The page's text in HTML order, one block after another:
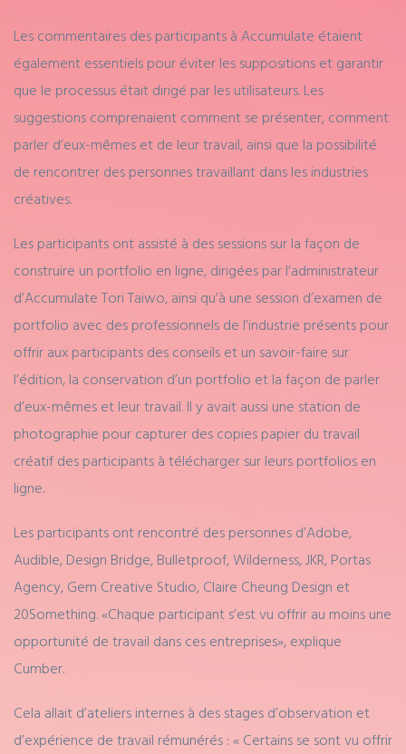
Les commentaires des participants à Accumulate étaient
également essentiels pour éviter les suppositions et garantir
que le processus était dirigé par les utilisateurs. Les
suggestions comprenaient comment se présenter, comment
parler d’eux-mêmes et de leur travail, ainsi que la possibilité
de rencontrer des personnes travaillant dans les industries
créatives.
Les participants ont assisté à des sessions sur la façon de
construire un portfolio en ligne, dirigées par l’administrateur
d’Accumulate Tori Taiwo, ainsi qu’à une session d’examen de
portfolio avec des professionnels de l’industrie présents pour
offrir aux participants des conseils et un savoir-faire sur
l’édition, la conservation d’un portfolio et la façon de parler
d’eux-mêmes et leur travail. Il y avait aussi une station de
photographie pour capturer des copies papier du travail
créatif des participants à télécharger sur leurs portfolios en
ligne.
Les participants ont rencontré des personnes d’Adobe,
Audible, Design Bridge, Bulletproof, Wilderness, JKR, Portas
Agency, Gem Creative Studio, Claire Cheung Design et
20Something. «Chaque participant s’est vu offrir au moins une
opportunité de travail dans ces entreprises», explique
Cumber.
Cela allait d’ateliers internes à des stages d’observation et
d’expérience de travail rémunérés : « Certains se sont vu offrir